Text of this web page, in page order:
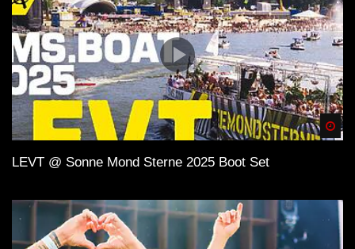
LEVT @ Sonne Mond Sterne 2025 Boot Set